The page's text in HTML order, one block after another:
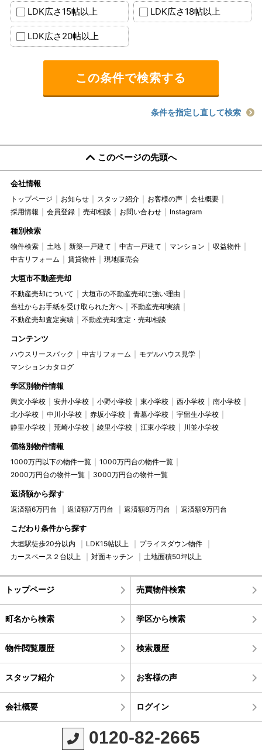
LDK広さ15帖以上 LDK広さ18帖以上
LDK広さ20帖以上
条件を指定し直して検索
このページの先頭へ
会社情報
トップページ お知らせ スタッフ紹介 お客様の声
会社概要
採用情報
会員登録 売却相談 お問い合わせ Instagram
種別検索
物件検索 土地 新築一戸建て 中古一戸建て マンション
収益物件
中古リフォーム
賃貸物件 現地販売会
大垣市不動産売却
不動産売却について
大垣市の不動産売却に強い理由
当社からお手紙を受け取られた方へ
不動産売却実績
不動産売却査定実績
不動産売却査定・売却相談
コンテンツ
ハウスリースバック 中古リフォーム
モデルハウス見学
マンションカタログ
学区別物件情報
興文小学校 安井小学校 小野小学校 東小学校 西小学校
南小学校
北小学校
中川小学校 赤坂小学校 青墓小学校
宇留生小学校
静里小学校
荒崎小学校 綾里小学校 江東小学校 川並小学校
価格別物件情報
1000万円以下の物件一覧
1000万円台の物件一覧
2000万円台の物件一覧
3000万円台の物件一覧
返済額から探す
返済額6万円台 返済額7万円台 返済額8万円台 返済額9万円台
こだわり条件から探す
大垣駅徒歩20分以内 LDK15帖以上
プライスダウン物件
カースペース２台以上
対面キッチン 土地面積50坪以上
トップページ 売買物件検索
町名から検索 学区から検索
物件閲覧履歴 検索履歴
スタッフ紹介 お客様の声
会社概要 ログイン
0120-82-2665